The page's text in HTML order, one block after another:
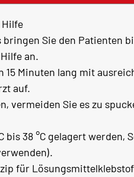
Hilfe
Sie den
an.
Minuten lang mit
auf.
vermeiden Sie es zu
bis 38 °C gelagert
für